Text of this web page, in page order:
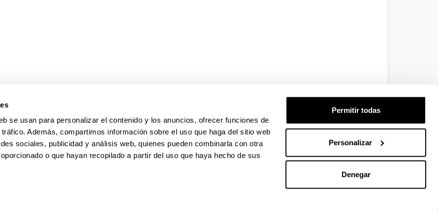
se usan para personalizar el contenido y los anuncios, ofrecer funciones de
Además, compartimos información sobre el uso que haga del sitio web
sociales, publicidad y análisis web, quienes pueden combinarla con otra
o que hayan recopilado a partir del uso que haya hecho de sus
Permitir todas
Personalizar
Denegar